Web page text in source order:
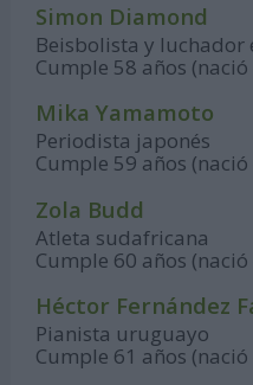
Simon Diamond
Beisbolista y luchador
Cumple 58 años (nació
Mika Yamamoto
Periodista japonés
Cumple 59 años (nació
Zola Budd
Atleta sudafricana
Cumple 60 años (nació
Héctor Fernández
Pianista uruguayo
Cumple 61 años (nació